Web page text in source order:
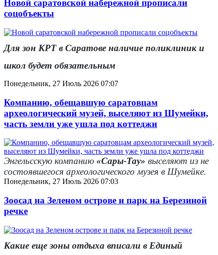
Новой саратовской набережной прописали
соцобъекты
Для зон КРТ в Саратове наличие поликлиник и
школ будет обязательным
Понедельник, 27 Июль 2026 07:07
Компанию, обещавшую саратовцам
археологический музей, выселяют из Шумейки,
часть земли уже ушла под коттеджи
Энгельсскую компанию «Сары-Тау» выселяют из не
состоявшегося археологического музея в Шумейке.
Понедельник, 27 Июль 2026 07:03
Зоосад на Зеленом острове и парк на Березиной
речке
Какие еще зоны отдыха вписали в Единый